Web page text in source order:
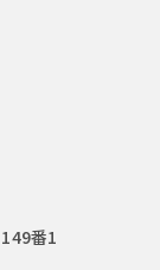
番1